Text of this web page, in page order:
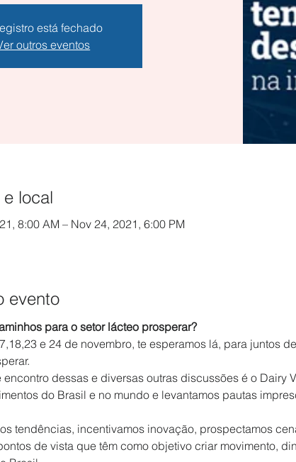
está fechado
outros eventos
e local
8:00 AM – Nov 24, 2021, 6:00 PM
evento
para o setor lácteo prosperar?
e 24 de novembro, te esperamos lá, para juntos
encontro dessas e diversas outras discussões é o Dairy
do Brasil e no mundo e levantamos pautas
tendências, incentivamos inovação, prospectamos
de vista que têm como objetivo criar movimento,